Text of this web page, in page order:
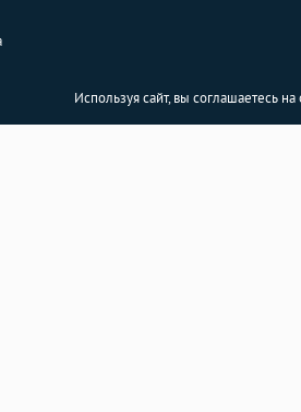
Используя сайт, вы соглашаетесь